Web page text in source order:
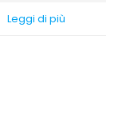
Leggi di più